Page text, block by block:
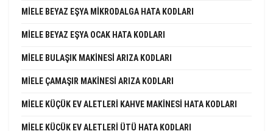
MIELE BEYAZ EŞYA MIKRODALGA HATA KODLARI
MIELE BEYAZ EŞYA OCAK HATA KODLARI
MIELE BULAŞIK MAKINESI ARIZA KODLARI
MIELE ÇAMAŞIR MAKINESI ARIZA KODLARI
MIELE KÜÇÜK EV ALETLERI KAHVE MAKINESI HATA KODLARI
MIELE KÜÇÜK EV ALETLERI ÜTÜ HATA KODLARI